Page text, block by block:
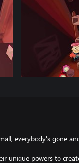
everybody's gone
unique powers to